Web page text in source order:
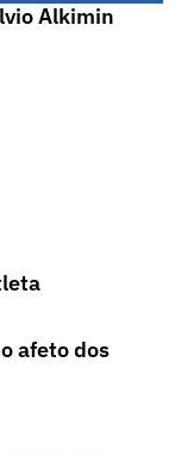
Alkimin
afeto dos